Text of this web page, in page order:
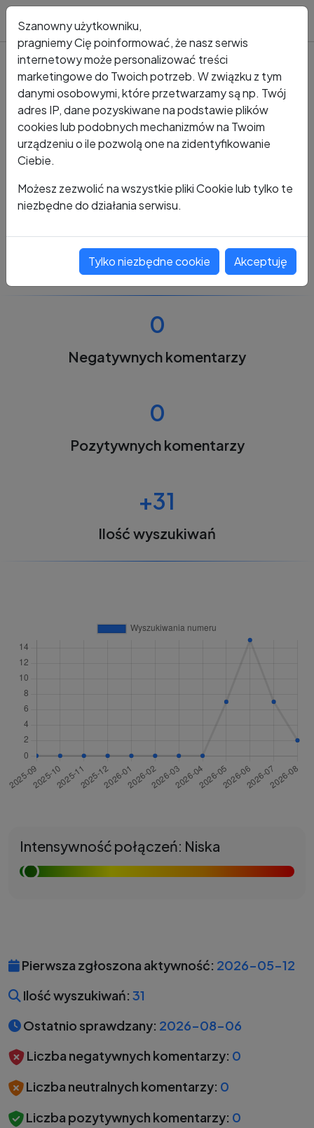
Kto dzwonił? Numer +48 482 217 310 4
+48 482 217 310 4
0
Negatywnych komentarzy
0
Pozytywnych komentarzy
+31
Ilość wyszukiwań
Intensywność połączeń: Niska
Pierwsza zgłoszona aktywność: 2026-05-12
Ilość wyszukiwań: 31
Ostatnio sprawdzany: 2026-08-06
Liczba negatywnych komentarzy: 0
Liczba neutralnych komentarzy: 0
Liczba pozytywnych komentarzy: 0
Szanowny użytkowniku,
pragniemy Cię poinformować, że nasz serwis
internetowy może personalizować treści
marketingowe do Twoich potrzeb. W związku z tym
danymi osobowymi, które przetwarzamy są np. Twój
adres IP, dane pozyskiwane na podstawie plików
cookies lub podobnych mechanizmów na Twoim
urządzeniu o ile pozwolą one na zidentyfikowanie
Ciebie.
Możesz zezwolić na wszystkie pliki Cookie lub tylko te
niezbędne do działania serwisu.
Tylko niezbędne cookie Akceptuję